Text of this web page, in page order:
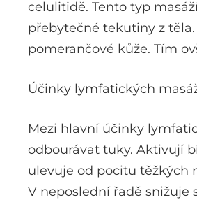
celulitidě. Tento typ
přebytečné tekutiny z
pomerančové kůže. Tím
Účinky lymfatických
Mezi hlavní účinky
odbourávat tuky. Aktivují
ulevuje od pocitu těžkých
V neposlední řadě snižuje